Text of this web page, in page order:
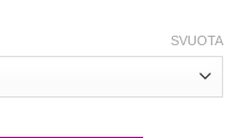
SVUOTA